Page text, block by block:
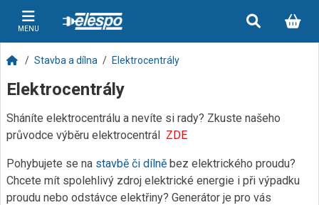
MENU
Stavba a dílna Elektrocentrály
Elektrocentrály
Sháníte elektrocentrálu a nevíte si rady? Zkuste našeho
průvodce výběru elektrocentrál ZDE
Pohybujete se na stavbě či dílně bez elektrického proudu?
Chcete mít spolehlivý zdroj elektrické energie i při výpadku
proudu nebo odstávce elektřiny? Generátor je pro vás